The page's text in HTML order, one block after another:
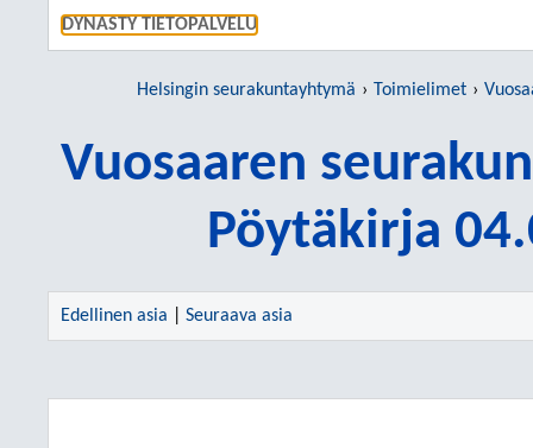
DYNASTY TIETOPALVELU
Helsingin seurakuntayhtymä Toimielimet
Vuosaaren
Pöytäkirja
Edellinen asia Seuraava asia